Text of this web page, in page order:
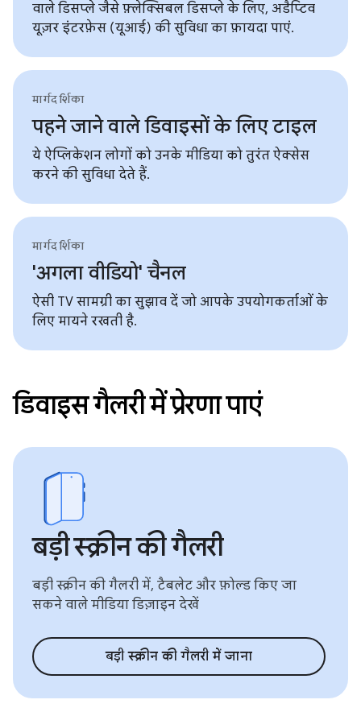
वाले डिसप्ले जैसे फ़्लेक्सिबल डिसप्ले के लिए, अडैप्टिव
यूज़र इंटरफ़ेस (यूआई) की सुविधा का फ़ायदा पाएं.
मार्गदर्शिका
पहने जाने वाले डिवाइसों के लिए टाइल
ये ऐप्लिकेशन लोगों को उनके मीडिया को तुरंत ऐक्सेस
करने की सुविधा देते हैं.
मार्गदर्शिका
'अगला वीडियो' चैनल
ऐसी TV सामग्री का सुझाव दें जो आपके उपयोगकर्ताओं के
लिए मायने रखती है.
डिवाइस गैलरी में प्रेरणा पाएं
बड़ी स्क्रीन की गैलरी
बड़ी स्क्रीन की गैलरी में, टैबलेट और फ़ोल्ड किए जा
सकने वाले मीडिया डिज़ाइन देखें
बड़ी स्क्रीन की गैलरी में जाना